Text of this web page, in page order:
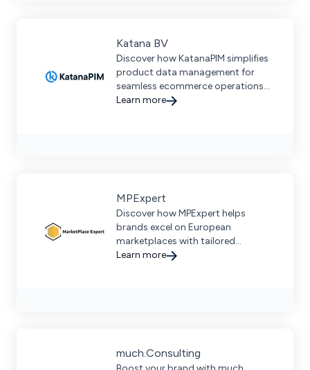
Katana BV
Discover how KatanaPIM simplifies
product data management for
seamless ecommerce operations
with centralized, enriched, and
Learn more
MPExpert
Discover how MPExpert helps
brands excel on European
marketplaces with tailored
strategies, data-driven insights,
Learn more
much.Consulting